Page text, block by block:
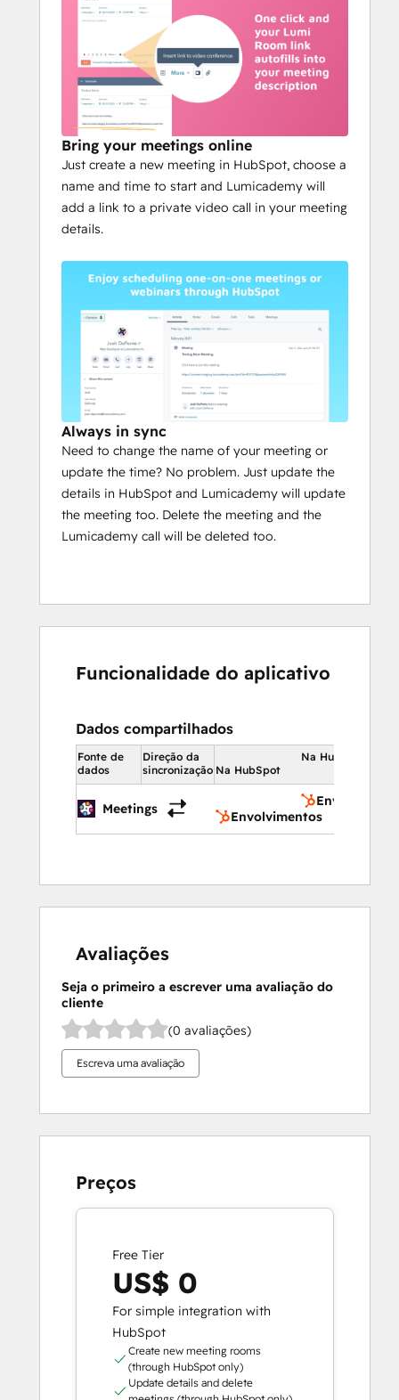
Bring your meetings online
Just create a new meeting in HubSpot, choose a
name and time to start and Lumicademy will
add a link to a private video call in your meeting
details.
Always in sync
Need to change the name of your meeting or
update the time? No problem. Just update the
details in HubSpot and Lumicademy will update
the meeting too. Delete the meeting and the
Lumicademy call will be deleted too.
Funcionalidade do aplicativo
Dados compartilhados
Fonte de
dados
Direção da
sincronização
Na HubSpot
Na HubSpot
Meetings
Envolvimentos
Avaliações
Seja o primeiro a escrever uma avaliação do
cliente
(0 avaliações)
Escreva uma avaliação
Preços
Free Tier
US$ 0
For simple integration with
HubSpot
Create new meeting rooms
(through HubSpot only)
Update details and delete